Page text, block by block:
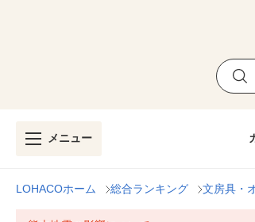
メニュー
LOHACOホーム 総合ランキング 文房具・